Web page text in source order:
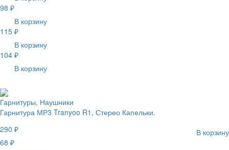
98 ₽
В корзину
115 ₽
В корзину
104 ₽
В корзину
Гарнитуры, Наушники
Гарнитура МР3 Tranyoo R1, Стерео Капельки.
290 ₽
В корзину
68 ₽